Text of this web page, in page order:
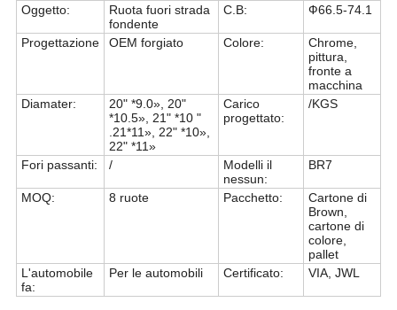
Oggetto:
Ruota fuori strada
fondente
C.B: Ф66.5-74.1
Progettazione OEM forgiato Colore:
Chrome,
pittura,
fronte a
macchina
Diamater:
20" *9.0», 20"
*10.5», 21" *10 "
.21*11», 22" *10»,
22" *11»
Carico
progettato:
/KGS
Fori passanti: /
Modelli il
nessun:
BR7
MOQ: 8 ruote Pacchetto:
Cartone di
Brown,
cartone di
colore,
pallet
L'automobile
fa:
Per le automobili Certificato: VIA, JWL